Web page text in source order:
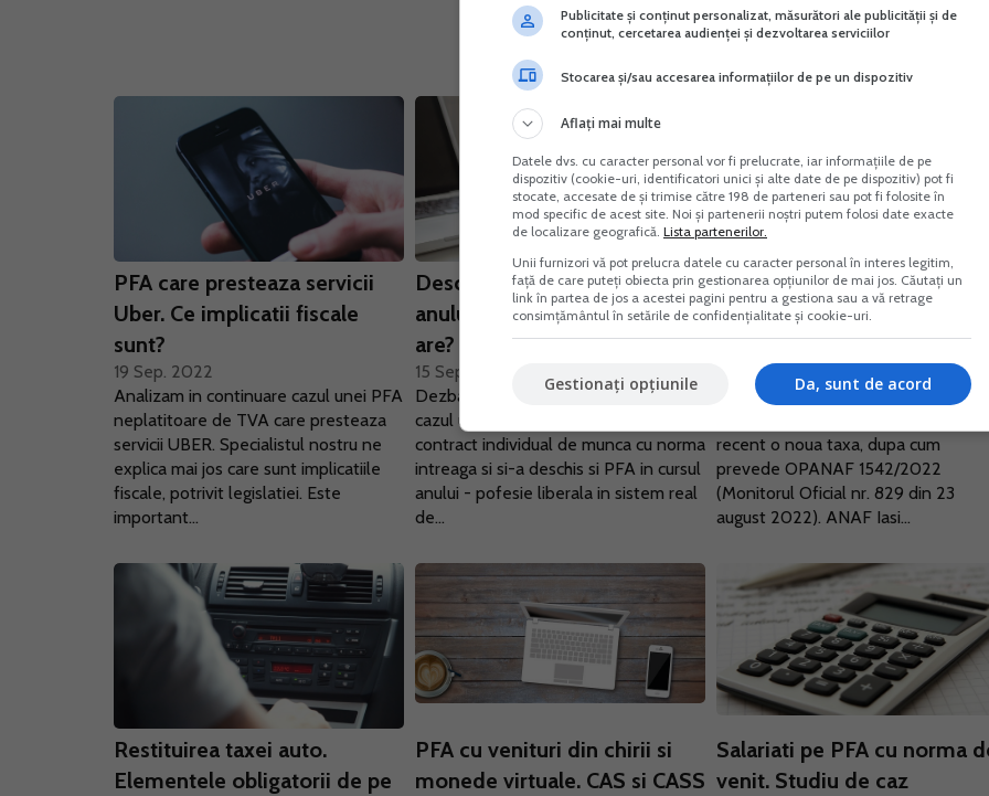
impunere asupra fiecarui venit brut
PFA care presteaza servicii
Uber. Ce implicatii fiscale
sunt?
19 Sep. 2022
Analizam in continuare cazul unei PFA
neplatitoare de TVA care presteaza
servicii UBER. Specialistul nostru ne
explica mai jos care sunt implicatiile
fiscale, potrivit legislatiei. Este
important...
Deschidere PFA in cursul
anului. Ce obligatii de plata
are?
15 Sep. 2022
Dezbatem in randurile de mai jos
cazul unei persoane fizice care are un
contract individual de munca cu norma
intreaga si si-a deschis si PFA in cursul
anului - pofesie liberala in sistem real
de...
Taxa noua in Nomeclatorul
obligatiilor de plata la
de stat
30 Aug. 2022
In Nomenclator obligatiilor de plata
recent o noua taxa, dupa cum
prevede OPANAF 1542/2022
(Monitorul Oficial nr. 829 din 23
august 2022). ANAF Iasi...
Restituirea taxei auto.
Elementele obligatorii de pe
PFA cu venituri din chirii si
monede virtuale. CAS si CASS
Salariati pe PFA cu norma
venit. Studiu de caz
Publicitate și conținut personalizat, măsurători ale publicității și de
conținut, cercetarea audienței și dezvoltarea serviciilor
Stocarea și/sau accesarea informațiilor de pe un dispozitiv
Aflați mai multe
Datele dvs. cu caracter personal vor fi prelucrate, iar informațiile de pe
dispozitiv (cookie-uri, identificatori unici și alte date de pe dispozitiv) pot fi
stocate, accesate de și trimise către 198 de parteneri sau pot fi folosite în
mod specific de acest site. Noi și partenerii noștri putem folosi date exacte
de localizare geografică. Lista partenerilor.
Unii furnizori vă pot prelucra datele cu caracter personal în interes legitim,
față de care puteți obiecta prin gestionarea opțiunilor de mai jos. Căutați un
link în partea de jos a acestei pagini pentru a gestiona sau a vă retrage
consimțământul în setările de confidențialitate și cookie-uri.
Da, sunt de acord
Gestionați opțiunile